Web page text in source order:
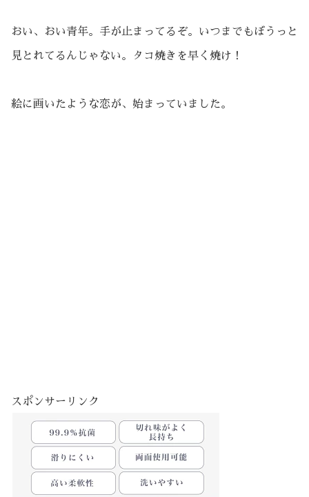
おい、おい青年。手が止まってるぞ。いつまでもぼうっと
見とれてるんじゃない。タコ焼きを早く焼け！
絵に画いたような恋が、始まっていました。
スポンサーリンク